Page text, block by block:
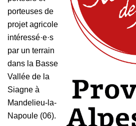
porteuses de
projet agricole
intéressé·e·s
par un terrain
dans la Basse
Vallée de la
Siagne à
Mandelieu-la-
Napoule (06).